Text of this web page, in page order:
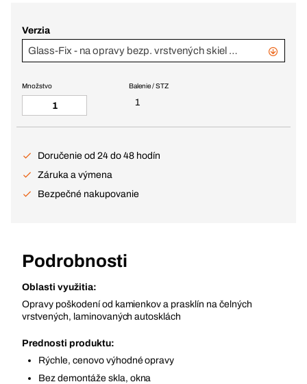
Verzia
Glass-Fix - na opravy bezp. vrstvených skiel osob. vozidiel, kufrík
Balenie / STZ
1
Množstvo
Doručenie od 24 do 48 hodín
Záruka a výmena
Bezpečné nakupovanie
Podrobnosti
Oblasti využitia:
Opravy poškodení od kamienkov a prasklín na čelných
vrstvených, laminovaných autosklách
Prednosti produktu:
Rýchle, cenovo výhodné opravy
Bez demontáže skla, okna